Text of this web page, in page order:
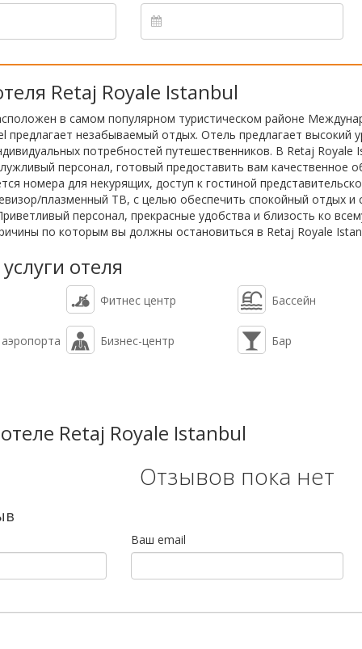
Retaj Royale Istanbul
в самом популярном туристическом районе
предлагает незабываемый отдых. Отель предлагает высокий
потребностей путешественников. В Retaj Royale
персонал, готовый предоставить вам качественное
номера для некурящих, доступ к гостиной
плазменный ТВ, с целью обеспечить спокойный отдых и
персонал, прекрасные удобства и близость ко
по которым вы должны остановиться в Retaj Royale
отеля
Фитнес центр Бассейн
Бизнес-центр Бар
Retaj Royale Istanbul
Отзывов пока нет
Ваш email